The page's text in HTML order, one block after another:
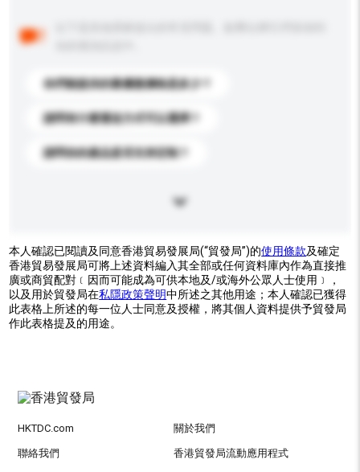
你們能提供的最優惠價格是多少？
請問有什麼運送方式可以選擇？
請問你的產品是否支持定制？
本人確認已閱讀及同意香港貿易發展局(“貿發局”)的使用條款及確定
香港貿易發展局可將上述資料編入其全部或任何資料庫內作為直接推
廣或商貿配對﹝因而可能成為可供本地及/或海外公眾人士使用﹞，
以及用於貿發局在私隱政策聲明中所述之其他用途；本人確認已獲得
此表格上所述的每一位人士同意及授權，將其個人資料提供予貿發局
作此表格提及的用途。
HKTDC.com 關於我們
聯絡我們 香港貿發局流動應用程式